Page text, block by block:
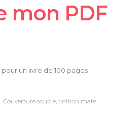
mon PDF
pour un livre de 100 pages
Couverture souple, finition mate